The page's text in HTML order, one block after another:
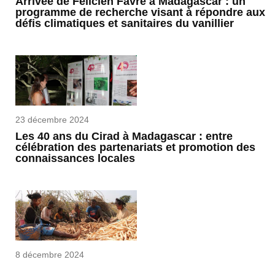
programme de recherche visant à répondre aux
défis climatiques et sanitaires du vanillier
23 décembre 2024
Les 40 ans du Cirad à Madagascar : entre
célébration des partenariats et promotion des
connaissances locales
8 décembre 2024